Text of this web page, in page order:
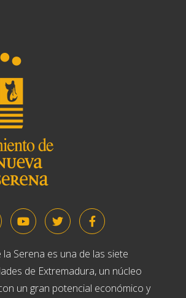
la Serena es una de las siete
de Extremadura, un núcleo
un gran potencial económico y